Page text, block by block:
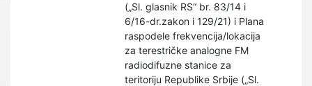
(„Sl. glasnik RS“ br. 83/14 i
6/16-dr.zakon i 129/21) i Plana
raspodele frekvencija/lokacija
za terestričke analogne FM
radiodifuzne stanice za
teritoriju Republike Srbije („Sl.